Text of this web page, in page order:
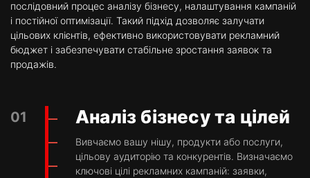
послідовний процес аналізу бізнесу, налаштування кампаній
і постійної оптимізації. Такий підхід дозволяє залучати
цільових клієнтів, ефективно використовувати рекламний
бюджет і забезпечувати стабільне зростання заявок та
продажів.
01 Аналіз бізнесу та цілей
Вивчаємо вашу нішу, продукти або послуги,
цільову аудиторію та конкурентів. Визначаємо
ключові цілі рекламних кампаній: заявки,